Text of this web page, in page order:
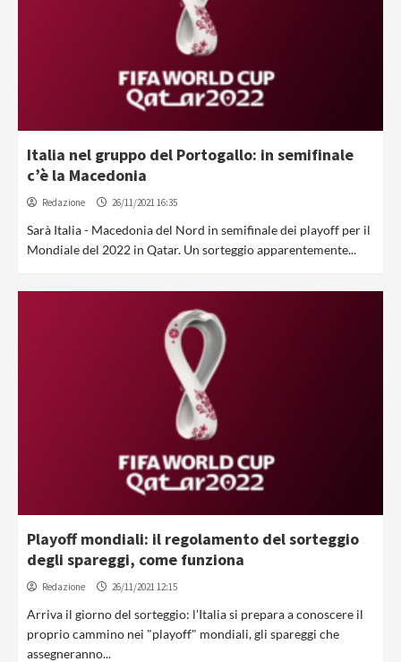
Italia nel gruppo del Portogallo: in semifinale
c’è la Macedonia
Redazione 26/11/2021 16:35
Sarà Italia - Macedonia del Nord in semifinale dei playoff per il
Mondiale del 2022 in Qatar. Un sorteggio apparentemente...
Playoff mondiali: il regolamento del sorteggio
degli spareggi, come funziona
Redazione 26/11/2021 12:15
Arriva il giorno del sorteggio: l'Italia si prepara a conoscere il
proprio cammino nei "playoff" mondiali, gli spareggi che
assegneranno...